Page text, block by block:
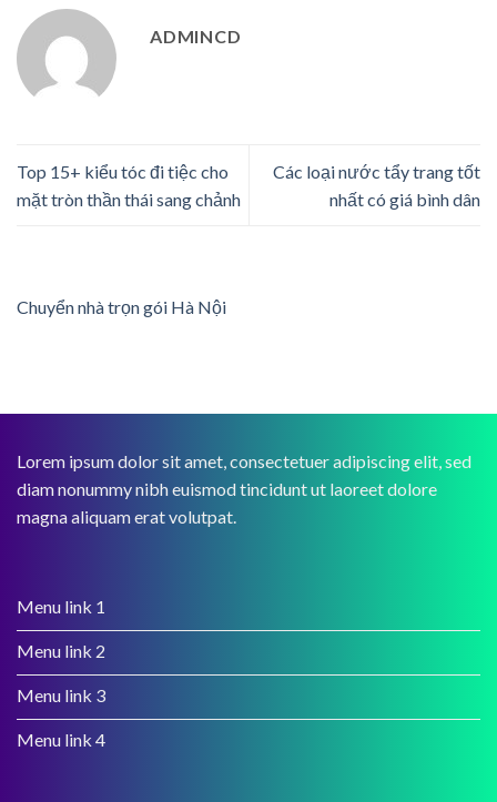
ADMINCD
Top 15+ kiểu tóc đi tiệc cho
mặt tròn thần thái sang chảnh
Các loại nước tẩy trang tốt
nhất có giá bình dân
Chuyển nhà trọn gói Hà Nội
Lorem ipsum dolor sit amet, consectetuer adipiscing elit, sed
diam nonummy nibh euismod tincidunt ut laoreet dolore
magna aliquam erat volutpat.
Menu link 1
Menu link 2
Menu link 3
Menu link 4